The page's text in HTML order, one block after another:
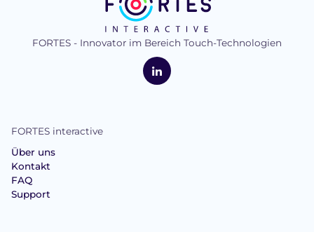
logo
Interactive
FORTES - Innovator im Bereich Touch-Technologien
LinkedIn
FORTES interactive
Über uns
Kontakt
FAQ
Support